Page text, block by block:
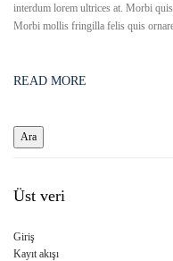
interdum lorem ultrices at. Morbi
Morbi mollis fringilla felis quis
READ MORE
Üst veri
Giriş
Kayıt akışı